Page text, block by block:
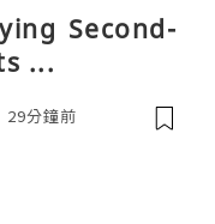
Second-
...
29分鐘前